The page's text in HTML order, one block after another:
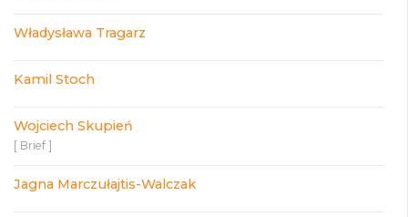
Władysława Tragarz
Kamil Stoch
Wojciech Skupień
[ Brief ]
Jagna Marczułajtis-Walczak